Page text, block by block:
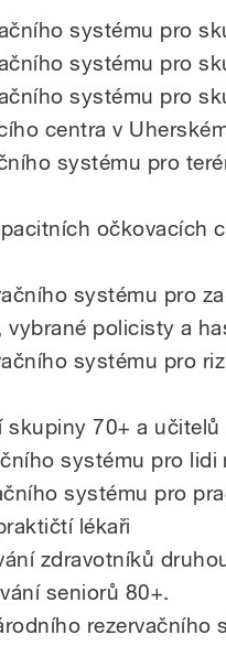
systému pro
systému pro
systému pro
centra v
systému pro
očkovacích
systému pro
policisty a
systému pro
skupiny 70+ a učitelů
systému pro lidi
systému pro
lékaři
zdravotníků
seniorů 80+.
rezervačního